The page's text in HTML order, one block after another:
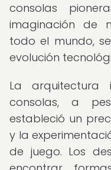
consolas
imaginación de
todo el mundo,
evolución
La arquitectura
consolas, a
estableció un
y la
de juego. Los